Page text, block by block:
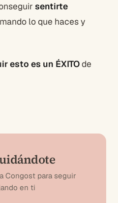
sentirte
lo que haces y
esto es un ÉXITOde
Congost para seguir
en ti